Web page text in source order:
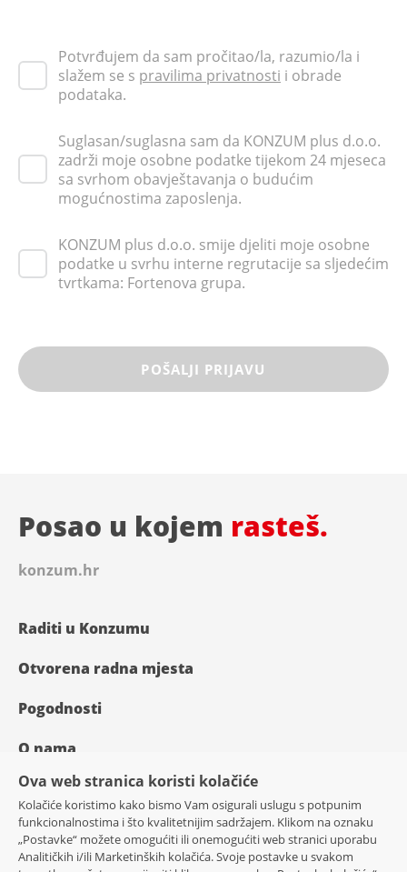
Potvrđujem da sam pročitao/la, razumio/la i
slažem se s pravilima privatnosti i obrade
podataka.
Suglasan/suglasna sam da KONZUM plus d.o.o.
zadrži moje osobne podatke tijekom 24 mjeseca
sa svrhom obavještavanja o budućim
mogućnostima zaposlenja.
KONZUM plus d.o.o. smije djeliti moje osobne
podatke u svrhu interne regrutacije sa sljedećim
tvrtkama: Fortenova grupa.
Posao u kojem rasteš.
konzum.hr
Raditi u Konzumu
Otvorena radna mjesta
Pogodnosti
O nama
Ova web stranica koristi kolačiće
Kolačiće koristimo kako bismo Vam osigurali uslugu s potpunim
funkcionalnostima i što kvalitetnijim sadržajem. Klikom na oznaku
„Postavke“ možete omogućiti ili onemogućiti web stranici uporabu
Analitičkih i/ili Marketinških kolačića. Svoje postavke u svakom